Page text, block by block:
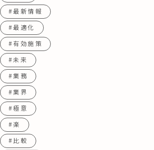
#最新情報
#最適化
#有効施策
#未来
#業務
#業界
#極意
#楽
#比較